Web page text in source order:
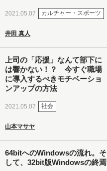
2021.05.07 カルチャー・スポーツ
井田 真人
上司の「応援」なんて部下に
は響かない！？ 今すぐ職場
に導入するべきモチベーショ
ンアップの方法
2021.05.07 社会
山本マサヤ
64bitへのWindowsの流れ。そ
して、32bit版Windowsの終焉